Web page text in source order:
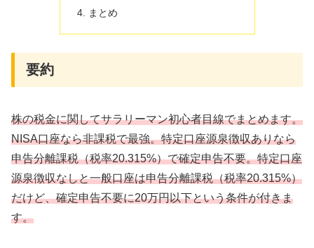
まとめ
要約
株の税金に関してサラリーマン初心者目線でまとめます。
NISA口座なら非課税で最強。特定口座源泉徴収ありなら
申告分離課税（税率20.315%）で確定申告不要。特定口座
源泉徴収なしと一般口座は申告分離課税（税率20.315%）
だけど、確定申告不要に20万円以下という条件が付きま
す。